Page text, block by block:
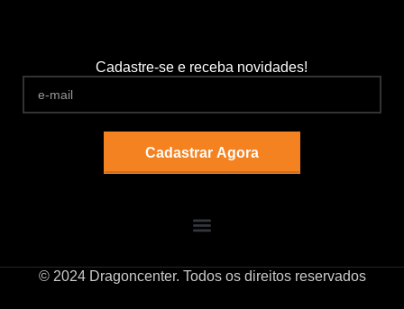
Cadastre-se e receba novidades!
© 2024 Dragoncenter. Todos os direitos reservados